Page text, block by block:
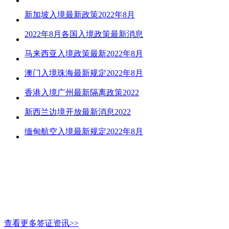
新加坡入境最新政策2022年8月
2022年8月各国入境政策最新消息
马来西亚入境政策最新2022年8月
澳门入境珠海最新规定2022年8月
香港入境广州最新隔离政策2022
新西兰边境开放最新消息2022
缅甸航空入境最新规定2022年8月
查看更多签证资讯>>